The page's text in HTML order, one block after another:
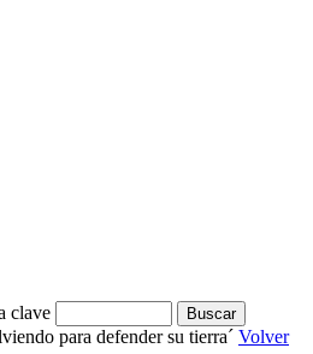
clave
para defender su tierra´ Volver